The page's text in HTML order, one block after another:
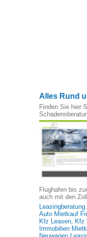
Alles Rund
Finden Sie hier
Flughafen bis
auch mit den
Auto Mietkauf
Kfz Leasen, Kfz
Immobilien